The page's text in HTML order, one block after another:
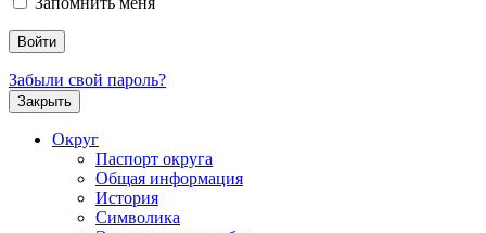
Забыли свой пароль?
Закрыть
Округ
Паспорт округа
Общая информация
История
Символика